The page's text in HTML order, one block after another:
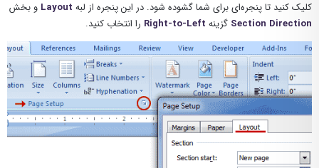
کلیک کنید تا پنجره‌ای برای شما گشوده شود. در این پنجره از لبه‌ Layout و بخش
Section Direction گزینه‌ Right-to-Left را انتخاب کنید.